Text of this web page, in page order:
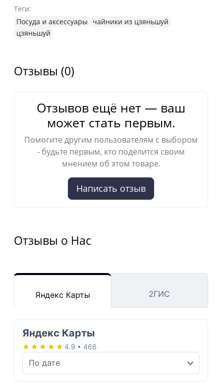
Теги:
Посуда и аксессуары
чайники из цзяньшуй
цзяньшуй
Отзывы (0)
Отзывов ещё нет — ваш
может стать первым.
Помогите другим пользователям с выбором
- будьте первым, кто поделится своим
мнением об этом товаре.
Написать отзыв
Отзывы о Нас
Яндекс Карты 2ГИС
Яндекс Карты
★★★★★
★★★★★ 4.9 • 466